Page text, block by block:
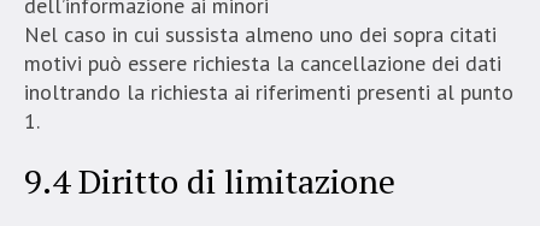
Nel caso in cui sussista almeno uno dei sopra citati
motivi può essere richiesta la cancellazione dei dati
inoltrando la richiesta ai riferimenti presenti al punto
1.
9.4 Diritto di limitazione